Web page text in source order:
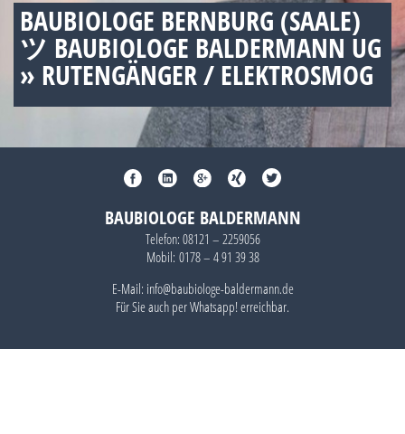
BAUBIOLOGE BERNBURG (SAALE)
ツ BAUBIOLOGE BALDERMANN UG
» RUTENGÄNGER / ELEKTROSMOG
BAUBIOLOGE BALDERMANN
Telefon: 08121 – 2259056
Mobil: 0178 – 4 91 39 38
E-Mail: info@baubiologe-baldermann.de
Für Sie auch perWhatsapp!erreichbar.